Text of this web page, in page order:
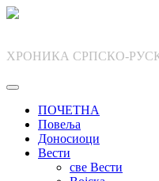
Skip
ХРОНИКА СРПСКО-
ПОЧЕТНА
Повеља
Доносиоци
Вести
све Вести